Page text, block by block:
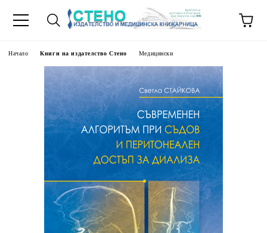
Начало Книги на издателство Стено Медицински